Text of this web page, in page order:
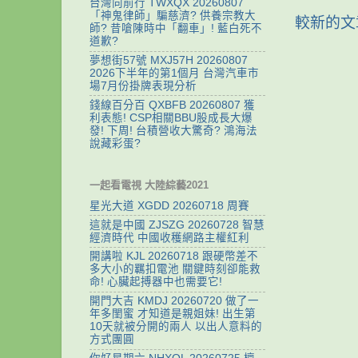
較新的
台灣向前行 TWXQX 20260807
「神鬼律師」騙慈濟? 供養宗教大
師? 昔嗆陳時中「翻車」! 藍白死不
道歉?
夢想街57號 MXJ57H 20260807
2026下半年的第1個月 台灣汽車市
場7月份掛牌表現分析
錢線百分百 QXBFB 20260807 獲
利表態! CSP相關BBU股成長大爆
發! 下周! 台積營收大驚奇? 鴻海法
說藏彩蛋?
一起看電視 大陸綜藝2021
星光大道 XGDD 20260718 周賽
這就是中國 ZJSZG 20260728 智慧
經濟時代 中國收穫網路主權紅利
開講啦 KJL 20260718 跟硬幣差不
多大小的羈扣電池 關鍵時刻卻能救
命! 心臟起搏器中也需要它!
開門大吉 KMDJ 20260720 做了一
年多閨蜜 才知道是親姐妹! 出生第
10天就被分開的兩人 以出人意料的
方式團圓